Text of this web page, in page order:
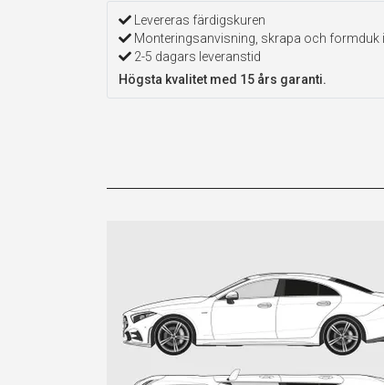
Levereras färdigskuren
Monteringsanvisning, skrapa och formduk
2-5 dagars leveranstid
Högsta kvalitet med 15 års garanti.